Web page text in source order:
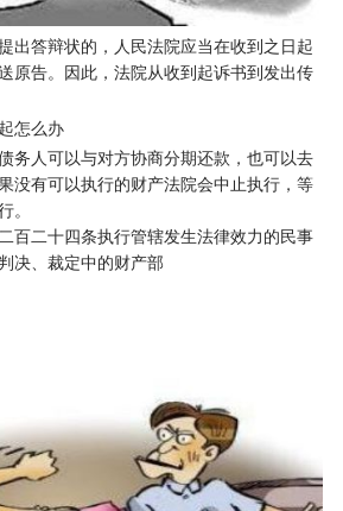
出答辩状的，人民法院应当在收到之日起
原告。因此，法院从收到起诉书到发出传
怎么办
人可以与对方协商分期还款，也可以去
没有可以执行的财产法院会中止执行，等
。
二十四条执行管辖发生法律效力的民事
决、裁定中的财产部